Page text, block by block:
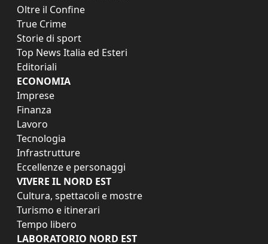
Oltre il Confine
True Crime
Storie di sport
Top News Italia ed Esteri
Editoriali
ECONOMIA
Imprese
Finanza
Lavoro
Tecnologia
Infrastrutture
Eccellenze e personaggi
VIVERE IL NORD EST
Cultura, spettacoli e mostre
Turismo e itinerari
Tempo libero
LABORATORIO NORD EST